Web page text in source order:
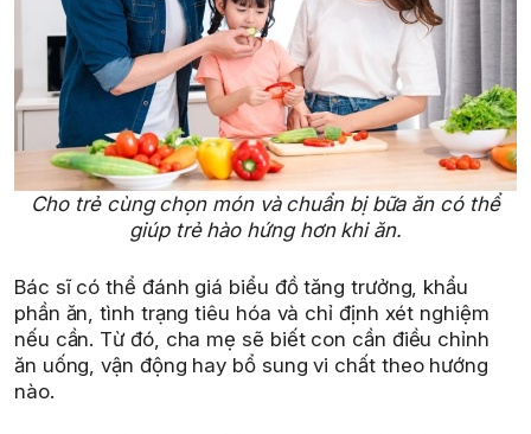
Cho trẻ cùng chọn món và chuẩn bị bữa ăn có thể
giúp trẻ hào hứng hơn khi ăn.
Bác sĩ có thể đánh giá biểu đồ tăng trưởng, khẩu
phần ăn, tình trạng tiêu hóa và chỉ định xét nghiệm
nếu cần. Từ đó, cha mẹ sẽ biết con cần điều chỉnh
ăn uống, vận động hay bổ sung vi chất theo hướng
nào.